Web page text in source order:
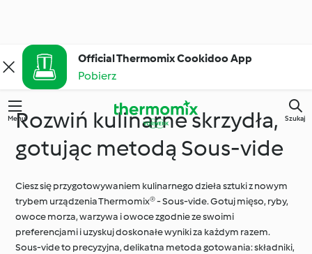
Official Thermomix Cookidoo App
Pobierz
Menu Szukaj
Rozwiń kulinarne skrzydła,
gotując metodą Sous-vide
Ciesz się przygotowywaniem kulinarnego dzieła sztuki z nowym
trybem urządzenia Thermomix® - Sous-vide. Gotuj mięso, ryby,
owoce morza, warzywa i owoce zgodnie ze swoimi
preferencjami i uzyskuj doskonałe wyniki za każdym razem.
Sous-vide to precyzyjna, delikatna metoda gotowania: składniki,